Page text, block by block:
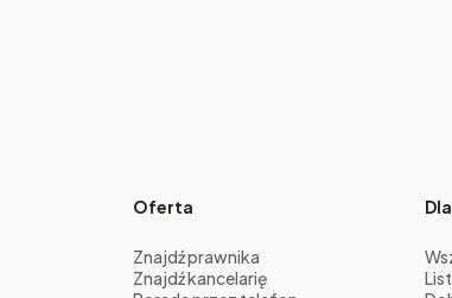
Oferta
Znajdź prawnika
Znajdź kancelarię